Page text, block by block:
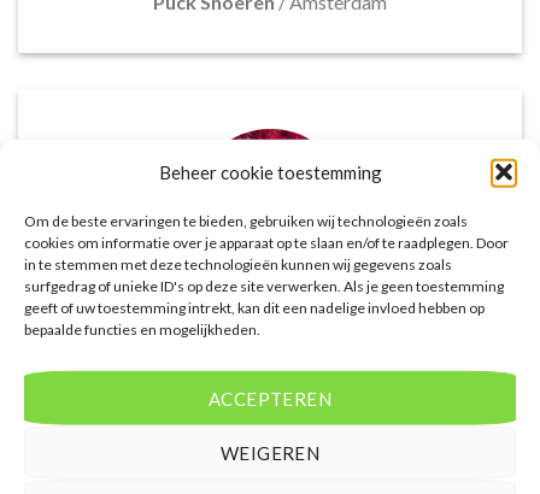
Beheer cookie toestemming
Om de beste ervaringen te bieden, gebruiken wij technologieën zoals
cookies om informatie over je apparaat op te slaan en/of te raadplegen. Door
in te stemmen met deze technologieën kunnen wij gegevens zoals
surfgedrag of unieke ID's op deze site verwerken. Als je geen toestemming
geeft of uw toestemming intrekt, kan dit een nadelige invloed hebben op
bepaalde functies en mogelijkheden.
ACCEPTEREN
WEIGEREN
Het aanbod van accommodaties op
luxe resorts tot budgetvriendelijke hotels, de site
zoekfilters maakten het eenvoudig om